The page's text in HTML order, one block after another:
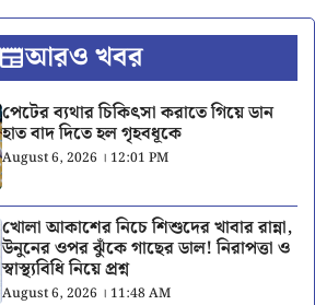
আরও খবর
পেটের ব্যথার চিকিৎসা করাতে গিয়ে ডান
হাত বাদ দিতে হল গৃহবধূকে
August 6, 2026 । 12:01 PM
খোলা আকাশের নিচে শিশুদের খাবার রান্না,
উনুনের ওপর ঝুঁকে গাছের ডাল! নিরাপত্তা ও
স্বাস্থ্যবিধি নিয়ে প্রশ্ন
August 6, 2026 । 11:48 AM